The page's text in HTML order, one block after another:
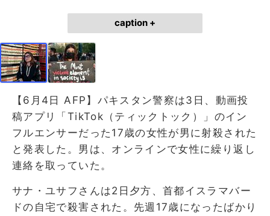
caption +
【6月4日 AFP】パキスタン警察は3日、動画投
稿アプリ「TikTok（ティックトック）」のイン
フルエンサーだった17歳の女性が男に射殺された
と発表した。男は、オンラインで女性に繰り返し
連絡を取っていた。
サナ・ユサフさんは2日夕方、首都イスラマバー
ドの自宅で殺害された。先週17歳になったばかり